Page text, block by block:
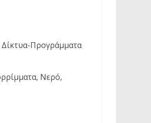
Δίκτυα-Προγράμματα
Νερό,